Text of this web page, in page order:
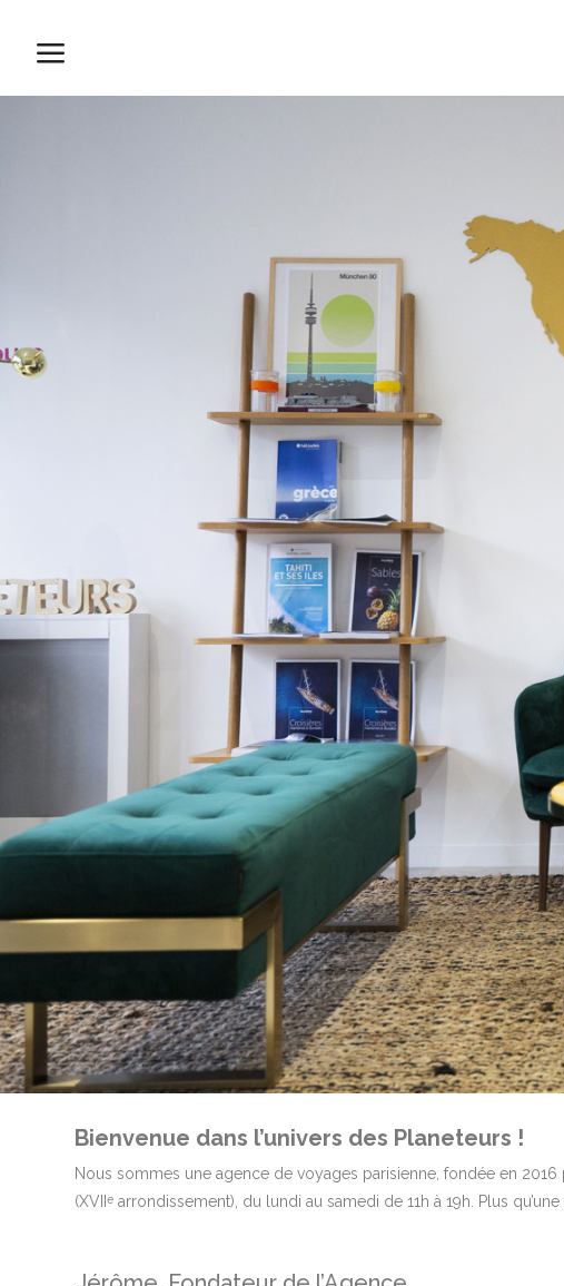
Bienvenue dans l’univers des Planeteurs !
Nous sommes une agence de voyages parisienne, fondée en
(XVIIe arrondissement), du lundi au samedi de 11h à 19h. Plus